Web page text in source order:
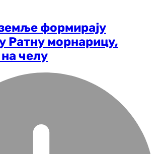
формирају
Ратну морнарицу,
челу